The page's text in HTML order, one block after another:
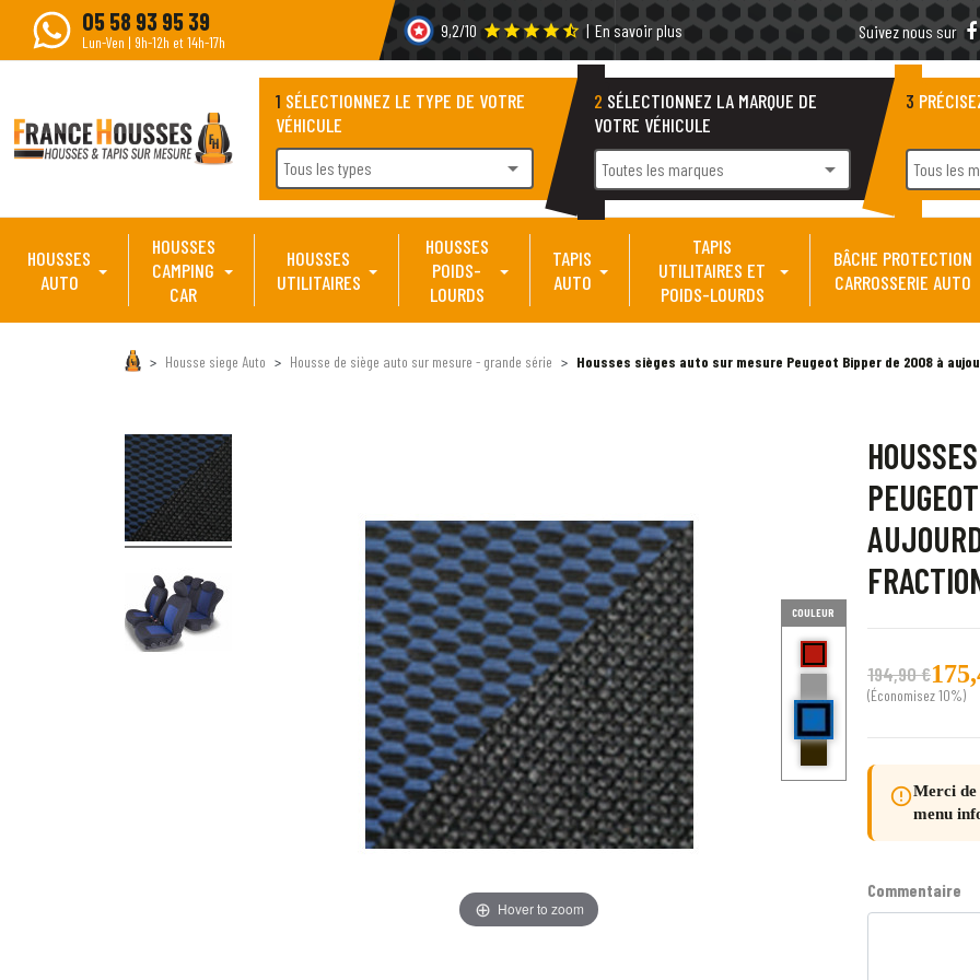
05 58 93 95 39
Lun-Ven | 9h-12h et 14h-17h
9,2/10 star starstarstarstar_half | En savoir plus Suivez nous sur
1 SÉLECTIONNEZ LE TYPE DE VOTRE
VÉHICULE
Tous les types arrow_drop_down
2 SÉLECTIONNEZ LA MARQUE DE
VOTRE VÉHICULE
Toutes les marques arrow_drop_down
3
Tous les
HOUSSES
AUTO
HOUSSES
CAMPING
CAR
HOUSSES
UTILITAIRES
HOUSSES
POIDS-
LOURDS
TAPIS
AUTO
TAPIS
UTILITAIRES ET
POIDS-LOURDS
BÂCHE PROTECTION
CARROSSERIE AUTO
Housse siege Auto Housse de siège auto sur mesure - grande série Housses sièges auto sur mesure Peugeot Bipper de 2008 à
Hover to zoom
194,90 €
(Économisez 10%)
error_outlineMerci de
menu
COULEUR
Rouge ( bord noir) Echo
gris Hotel
bleu (bord noir) Delta
Bord noir centre point blanc
Commentaire